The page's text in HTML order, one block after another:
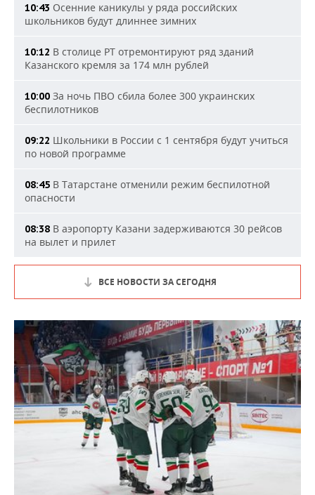
10:43 Осенние каникулы у ряда российских
школьников будут длиннее зимних
10:12 В столице РТ отремонтируют ряд зданий
Казанского кремля за 174 млн рублей
10:00 За ночь ПВО сбила более 300 украинских
беспилотников
09:22 Школьники в России с 1 сентября будут учиться
по новой программе
08:45 В Татарстане отменили режим беспилотной
опасности
08:38 В аэропорту Казани задерживаются 30 рейсов
на вылет и прилет
ВСЕ НОВОСТИ ЗА СЕГОДНЯ